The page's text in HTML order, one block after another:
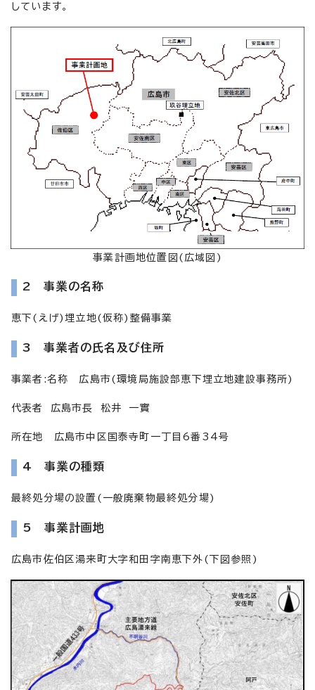
しています。
事業計画地位置図(広域図)
2 事業の名称
恵下(えげ)埋立地(仮称)整備事業
3 事業者の氏名及び住所
事業者:名称 広島市(環境局施設部恵下埋立地建設事務所)
代表者 広島市長 松井 一實
所在地 広島市中区国泰寺町一丁目6番34号
4 事業の種類
最終処分場の設置(一般廃棄物最終処分場)
5 事業計画地
広島市佐伯区湯来町大字和田字南恵下外(下図参照)